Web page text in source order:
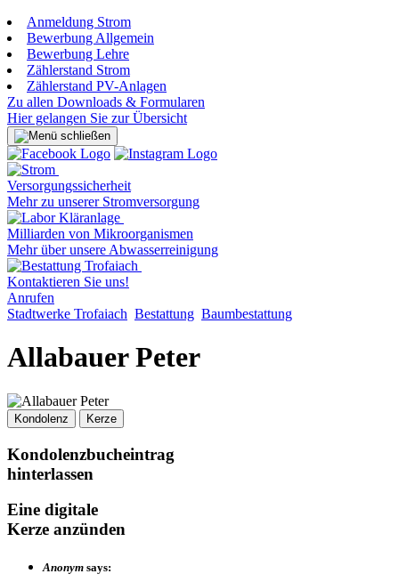
Anmeldung Strom
Bewerbung Allgemein
Bewerbung Lehre
Zählerstand Strom
Zählerstand PV-Anlagen
Zu allen Downloads & Formularen
Hier gelangen Sie zur Übersicht
Versorgungssicherheit
Mehr zu unserer Stromversorgung
Milliarden von Mikroorganismen
Mehr über unsere Abwasserreinigung
Kontaktieren Sie uns!
Anrufen
Stadtwerke Trofaiach Bestattung Baumbestattung
Allabauer Peter
Kondolenz Kerze
Kondolenzbucheintrag
hinterlassen
Eine digitale
Kerze anzünden
Anonym says: